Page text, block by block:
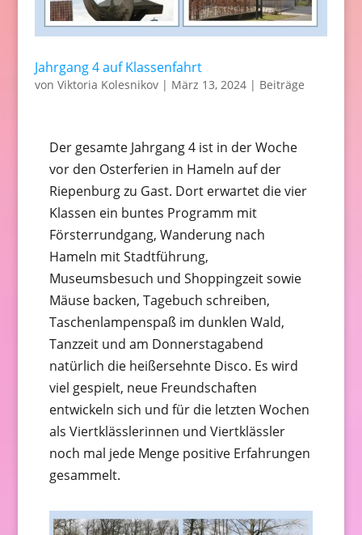
Jahrgang 4 auf Klassenfahrt
von Viktoria Kolesnikov| März 13, 2024| Beiträge
Der gesamte Jahrgang 4 ist in der Woche
vor den Osterferien in Hameln auf der
Riepenburg zu Gast. Dort erwartet die vier
Klassen ein buntes Programm mit
Försterrundgang, Wanderung nach
Hameln mit Stadtführung,
Museumsbesuch und Shoppingzeit sowie
Mäuse backen, Tagebuch schreiben,
Taschenlampenspaß im dunklen Wald,
Tanzzeit und am Donnerstagabend
natürlich die heißersehnte Disco. Es wird
viel gespielt, neue Freundschaften
entwickeln sich und für die letzten Wochen
als Viertklässlerinnen und Viertklässler
noch mal jede Menge positive Erfahrungen
gesammelt.